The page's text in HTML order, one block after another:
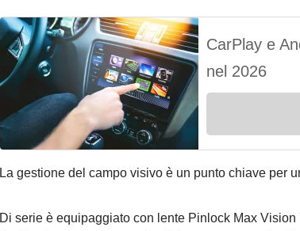
CarPlay e
nel 2026
La gestione del campo visivo è un punto chiave per
Di serie è equipaggiato con lente Pinlock Max